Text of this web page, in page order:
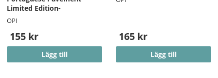
Limited Edition-
OPI
155 kr
Lägg till
165 kr
Lägg till